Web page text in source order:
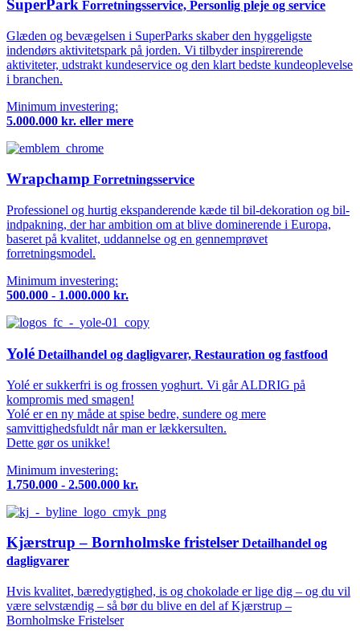
SuperPark Forretningsservice, Personlig pleje og service
Glæden og bevægelsen i SuperParks skaber den hyggeligste
indendørs aktivitetspark på jorden. Vi tilbyder inspirerende
aktiviteter, udstrakt kundeservice og den klart bedste kundeoplevelse
i branchen.
Minimum investering:
5.000.000 kr. eller mere
Wrapchamp Forretningsservice
Professionel og hurtig ekspanderende kæde til bil-dekoration og bil-
indpakning, der har ambition om at blive dominerende i Europa,
baseret på kvalitet, uddannelse og en gennemprøvet
forretningsmodel.
Minimum investering:
500.000 - 1.000.000 kr.
Yolé Detailhandel og dagligvarer, Restauration og fastfood
Yolé er sukkerfri is og frossen yoghurt. Vi går ALDRIG på
kompromis med smagen!
Yolé er en ny måde at spise bedre, sundere og mere
samvittighedsfuldt når man er lækkersulten.
Dette gør os unikke!
Minimum investering:
1.750.000 - 2.500.000 kr.
Kjærstrup – Bornholmske fristelser Detailhandel og
dagligvarer
Hvis kvalitet, bæredygtighed, is og chokolade er lige dig – og du vil
være selvstændig – så bør du blive en del af Kjærstrup –
Bornholmske Fristelser